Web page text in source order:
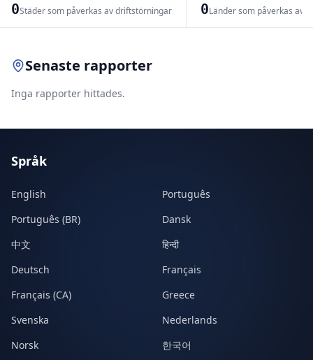
0Städer som påverkas av driftstörningar 0Länder som påverkas av
Senaste rapporter
Inga rapporter hittades.
Språk
English
Português
Português (BR)
Dansk
中文
हिन्दी
Deutsch
Français
Français (CA)
Greece
Svenska
Nederlands
Norsk
한국어